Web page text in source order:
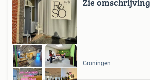
Groningen